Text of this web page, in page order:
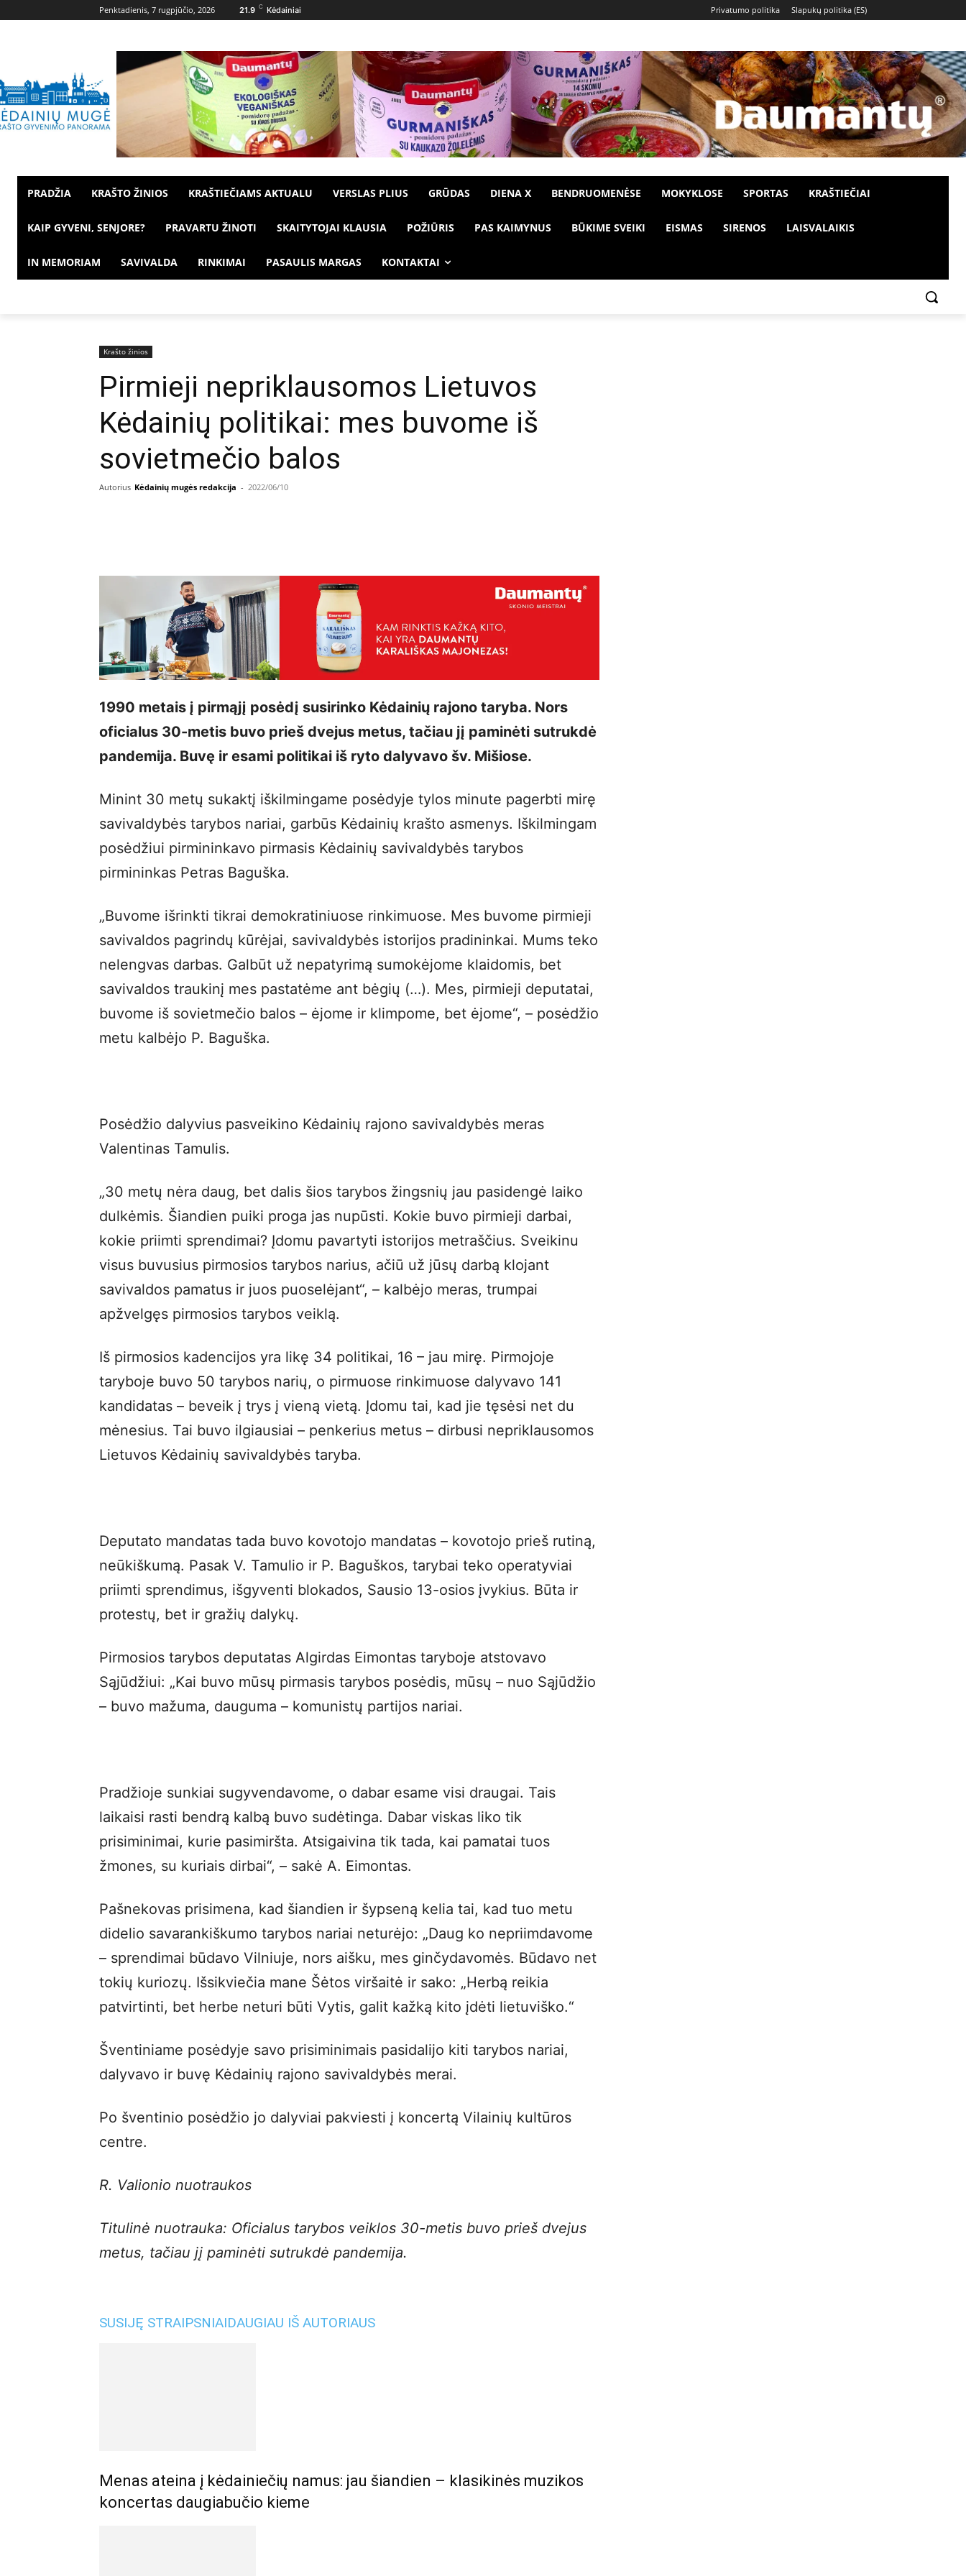
Penktadienis, 7 rugpjūčio, 2026 21.9 C Kėdainiai Privatumo politika Slapukų politika (ES)
PRADŽIA KRAŠTO ŽINIOS KRAŠTIEČIAMS AKTUALU VERSLAS PLIUS GRŪDAS DIENA X BENDRUOMENĖSE MOKYKLOSE SPORTAS KRAŠTIEČIAI
KAIP GYVENI, SENJORE? PRAVARTU ŽINOTI SKAITYTOJAI KLAUSIA POŽIŪRIS PAS KAIMYNUS BŪKIME SVEIKI EISMAS SIRENOS LAISVALAIKIS
IN MEMORIAM SAVIVALDA RINKIMAI PASAULIS MARGAS KONTAKTAI
Krašto žinios
Pirmieji nepriklausomos Lietuvos
Kėdainių politikai: mes buvome iš
sovietmečio balos
Autorius Kėdainių mugės redakcija - 2022/06/10
1990 metais į pirmąjį posėdį susirinko Kėdainių rajono taryba. Nors
oficialus 30-metis buvo prieš dvejus metus, tačiau jį paminėti sutrukdė
pandemija. Buvę ir esami politikai iš ryto dalyvavo šv. Mišiose.
Minint 30 metų sukaktį iškilmingame posėdyje tylos minute pagerbti mirę
savivaldybės tarybos nariai, garbūs Kėdainių krašto asmenys. Iškilmingam
posėdžiui pirmininkavo pirmasis Kėdainių savivaldybės tarybos
pirmininkas Petras Baguška.
„Buvome išrinkti tikrai demokratiniuose rinkimuose. Mes buvome pirmieji
savivaldos pagrindų kūrėjai, savivaldybės istorijos pradininkai. Mums teko
nelengvas darbas. Galbūt už nepatyrimą sumokėjome klaidomis, bet
savivaldos traukinį mes pastatėme ant bėgių (…). Mes, pirmieji deputatai,
buvome iš sovietmečio balos – ėjome ir klimpome, bet ėjome“, – posėdžio
metu kalbėjo P. Baguška.
Posėdžio dalyvius pasveikino Kėdainių rajono savivaldybės meras
Valentinas Tamulis.
„30 metų nėra daug, bet dalis šios tarybos žingsnių jau pasidengė laiko
dulkėmis. Šiandien puiki proga jas nupūsti. Kokie buvo pirmieji darbai,
kokie priimti sprendimai? Įdomu pavartyti istorijos metraščius. Sveikinu
visus buvusius pirmosios tarybos narius, ačiū už jūsų darbą klojant
savivaldos pamatus ir juos puoselėjant“, – kalbėjo meras, trumpai
apžvelgęs pirmosios tarybos veiklą.
Iš pirmosios kadencijos yra likę 34 politikai, 16 – jau mirę. Pirmojoje
taryboje buvo 50 tarybos narių, o pirmuose rinkimuose dalyvavo 141
kandidatas – beveik į trys į vieną vietą. Įdomu tai, kad jie tęsėsi net du
mėnesius. Tai buvo ilgiausiai – penkerius metus – dirbusi nepriklausomos
Lietuvos Kėdainių savivaldybės taryba.
Deputato mandatas tada buvo kovotojo mandatas – kovotojo prieš rutiną,
neūkiškumą. Pasak V. Tamulio ir P. Baguškos, tarybai teko operatyviai
priimti sprendimus, išgyventi blokados, Sausio 13-osios įvykius. Būta ir
protestų, bet ir gražių dalykų.
Pirmosios tarybos deputatas Algirdas Eimontas taryboje atstovavo
Sąjūdžiui: „Kai buvo mūsų pirmasis tarybos posėdis, mūsų – nuo Sąjūdžio
– buvo mažuma, dauguma – komunistų partijos nariai.
Pradžioje sunkiai sugyvendavome, o dabar esame visi draugai. Tais
laikaisi rasti bendrą kalbą buvo sudėtinga. Dabar viskas liko tik
prisiminimai, kurie pasimiršta. Atsigaivina tik tada, kai pamatai tuos
žmones, su kuriais dirbai“, – sakė A. Eimontas.
Pašnekovas prisimena, kad šiandien ir šypseną kelia tai, kad tuo metu
didelio savarankiškumo tarybos nariai neturėjo: „Daug ko nepriimdavome
– sprendimai būdavo Vilniuje, nors aišku, mes ginčydavomės. Būdavo net
tokių kuriozų. Išsikviečia mane Šėtos viršaitė ir sako: „Herbą reikia
patvirtinti, bet herbe neturi būti Vytis, galit kažką kito įdėti lietuviško.“
Šventiniame posėdyje savo prisiminimais pasidalijo kiti tarybos nariai,
dalyvavo ir buvę Kėdainių rajono savivaldybės merai.
Po šventinio posėdžio jo dalyviai pakviesti į koncertą Vilainių kultūros
centre.
R. Valionio nuotraukos
Titulinė nuotrauka: Oficialus tarybos veiklos 30-metis buvo prieš dvejus
metus, tačiau jį paminėti sutrukdė pandemija.
SUSIJĘ STRAIPSNIAIDAUGIAU IŠ AUTORIAUS
Menas ateina į kėdainiečių namus: jau šiandien – klasikinės muzikos
koncertas daugiabučio kieme